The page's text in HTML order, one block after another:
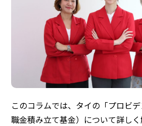
このコラムでは、タイの「プロビ
職金積み立て基金）について詳しく